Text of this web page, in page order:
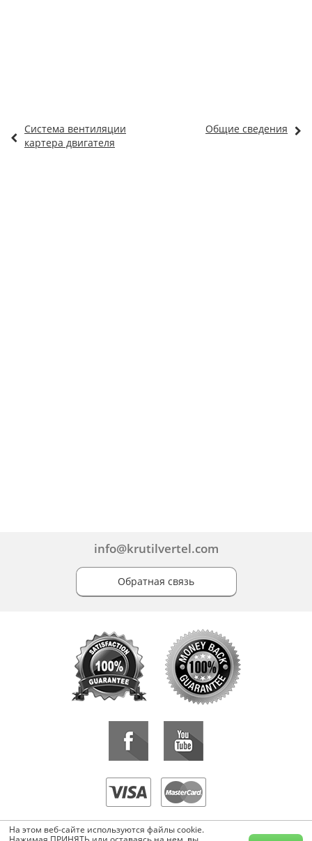
Система вентиляции
картера двигателя
Общие сведения
info@krutilvertel.com
Обратная связь
«KrutilVertel» © 2015-2026 Все права защищены.
Копирование, перепечатка, либо использование материалов данной
На этом веб-сайте используются файлы cookie.